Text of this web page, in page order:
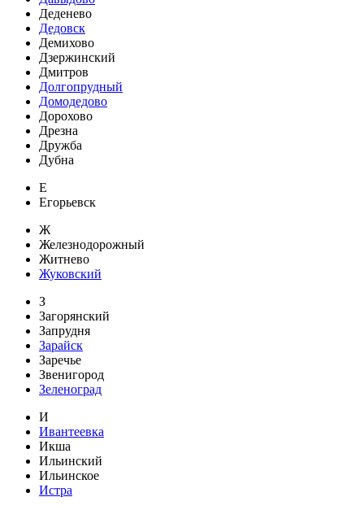
Деденево
Дедовск
Демихово
Дзержинский
Дмитров
Долгопрудный
Домодедово
Дорохово
Дрезна
Дружба
Дубна
Е
Егорьевск
Ж
Железнодорожный
Житнево
Жуковский
З
Загорянский
Запрудня
Зарайск
Заречье
Звенигород
Зеленоград
И
Ивантеевка
Икша
Ильинский
Ильинское
Истра